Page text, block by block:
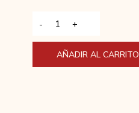
Crianza
Tempranillo
DOP
AÑADIR AL CARRITO